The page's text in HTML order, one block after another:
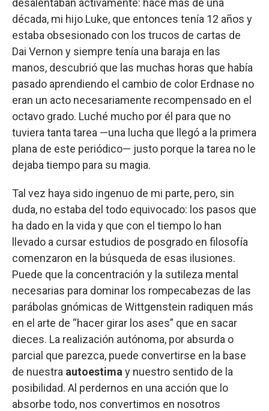
desalentaban activamente: hace más de una
década, mi hijo Luke, que entonces tenía 12 años y
estaba obsesionado con los trucos de cartas de
Dai Vernon y siempre tenía una baraja en las
manos, descubrió que las muchas horas que había
pasado aprendiendo el cambio de color Erdnase no
eran un acto necesariamente recompensado en el
octavo grado. Luché mucho por él para que no
tuviera tanta tarea —una lucha que llegó a la primera
plana de este periódico— justo porque la tarea no le
dejaba tiempo para su magia.
Tal vez haya sido ingenuo de mi parte, pero, sin
duda, no estaba del todo equivocado: los pasos que
ha dado en la vida y que con el tiempo lo han
llevado a cursar estudios de posgrado en filosofía
comenzaron en la búsqueda de esas ilusiones.
Puede que la concentración y la sutileza mental
necesarias para dominar los rompecabezas de las
parábolas gnómicas de Wittgenstein radiquen más
en el arte de “hacer girar los ases” que en sacar
dieces. La realización autónoma, por absurda o
parcial que parezca, puede convertirse en la base
de nuestra autoestima y nuestro sentido de la
posibilidad. Al perdernos en una acción que lo
absorbe todo, nos convertimos en nosotros